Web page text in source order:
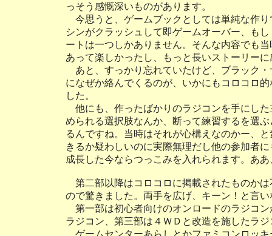
っそう感慨深いものがあります。
今思うと、ゲームブックとしては単純な作
シンがクラッシュして即ゲームオーバー、も
ートは一つしかありません。そんな内容でも
あって楽しかったし、もっと長いストーリー
あと、すっかり忘れていたけど、ブラック
になぜか絡んでくるのが、いかにもコロコロ
した。
他にも、作ったばかりのラジコンを手にし
められる選択肢なんか、断って練習するを選
るんですね。当時はそれが心構えなのかー、
きるか疑わしいのに実際無理だし他の参加者
成長した今ならつっこみを入れられます。あ
第二部以降はコロコロに掲載されたものか
ので驚きました。両手を広げ、キーン！と言
第一部は初心者向けのオンロードのラジコ
ラジコン、第三部は４ＷＤと改造を施したラ
ゲームセンターあらしとかファミコンロッ